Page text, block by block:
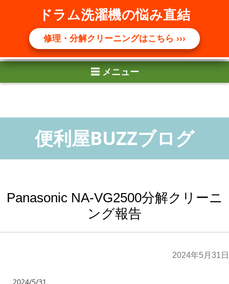
☰ メニュー
ドラム洗濯機の悩み直結
修理・分解クリーニングはこちら ›››
Panasonic NA-VG2500分解クリーニ
ング報告
2024年5月31日
2024/5/31